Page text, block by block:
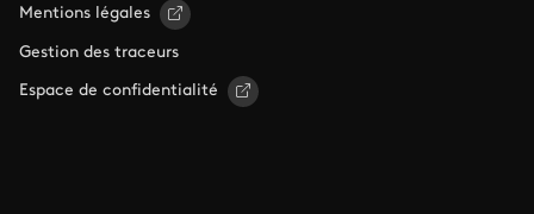
Mentions légales
Gestion des traceurs
Espace de confidentialité